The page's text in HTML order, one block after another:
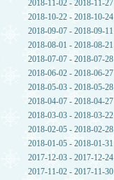
2018-11-02 - 2018-11-27
2018-10-22 - 2018-10-24
2018-09-07 - 2018-09-11
2018-08-01 - 2018-08-21
2018-07-07 - 2018-07-28
2018-06-02 - 2018-06-27
2018-05-03 - 2018-05-28
2018-04-07 - 2018-04-27
2018-03-03 - 2018-03-22
2018-02-05 - 2018-02-28
2018-01-05 - 2018-01-31
2017-12-03 - 2017-12-24
2017-11-02 - 2017-11-30